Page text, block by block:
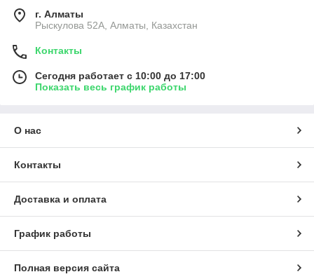
г. Алматы
Рыскулова 52А, Алматы, Казахстан
Контакты
Сегодня работает с 10:00 до 17:00
Показать весь график работы
О нас
Контакты
Доставка и оплата
График работы
Полная версия сайта